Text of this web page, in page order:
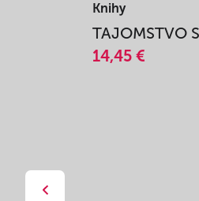
Knihy
TAJOMSTVO
14,45 €